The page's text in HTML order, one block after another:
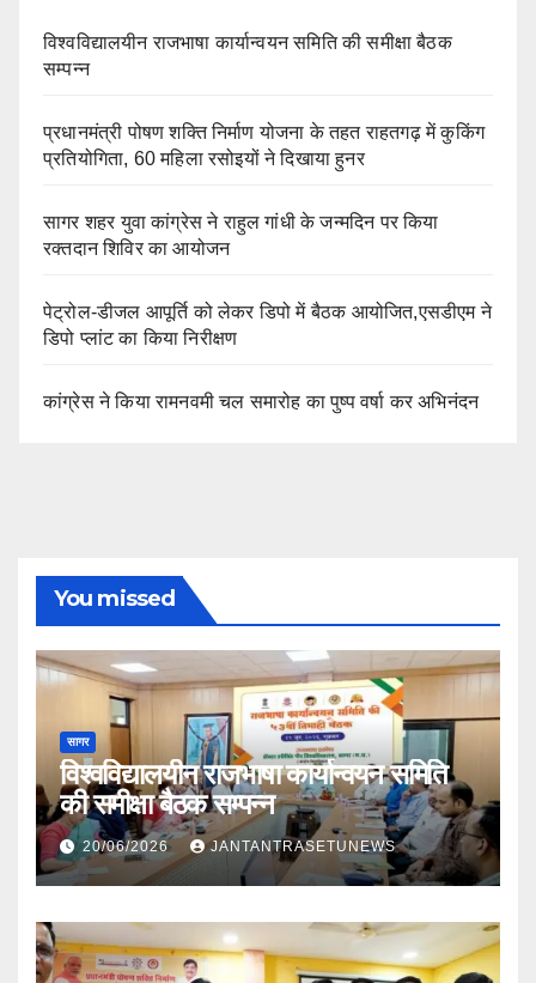
विश्वविद्यालयीन राजभाषा कार्यान्वयन समिति की समीक्षा बैठक
सम्पन्न
प्रधानमंत्री पोषण शक्ति निर्माण योजना के तहत राहतगढ़ में कुकिंग
प्रतियोगिता, 60 महिला रसोइयों ने दिखाया हुनर
सागर शहर युवा कांग्रेस ने राहुल गांधी के जन्मदिन पर किया
रक्तदान शिविर का आयोजन
पेट्रोल-डीजल आपूर्ति को लेकर डिपो में बैठक आयोजित,एसडीएम ने
डिपो प्लांट का किया निरीक्षण
कांग्रेस ने किया रामनवमी चल समारोह का पुष्प वर्षा कर अभिनंदन
You missed
सागर
विश्वविद्यालयीन राजभाषा कार्यान्वयन समिति
की समीक्षा बैठक सम्पन्न
20/06/2026 JANTANTRASETUNEWS